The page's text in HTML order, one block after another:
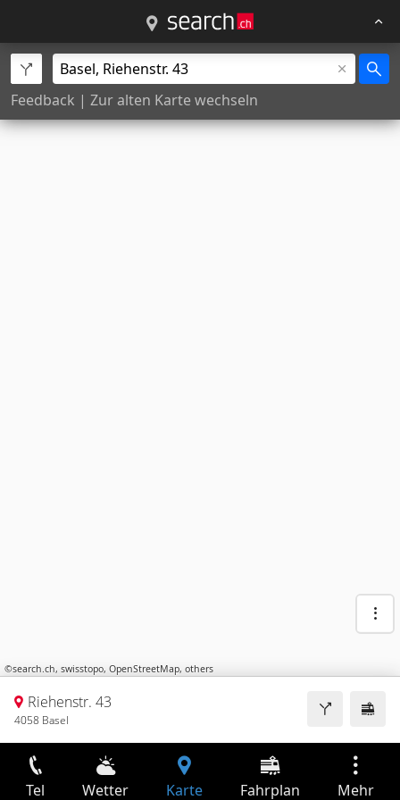
Feedback | Zur alten Karte wechseln
©search.ch, swisstopo, OpenStreetMap, others
Riehenstr. 43
4058 Basel
Tel Wetter Karte Fahrplan Mehr